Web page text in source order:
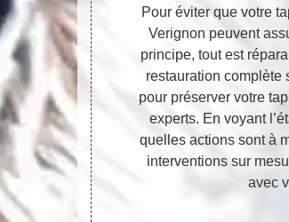
Pour éviter que votre
Verignon peuvent
principe, tout est
restauration complète
pour préserver votre
experts. En voyant
quelles actions sont à
interventions sur
avec